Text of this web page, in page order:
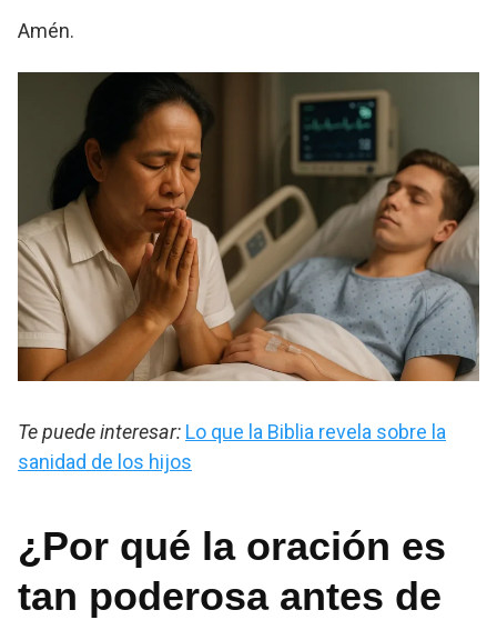
Amén.
Te puede interesar: Lo que la Biblia revela sobre la
sanidad de los hijos
¿Por qué la oración es
tan poderosa antes de